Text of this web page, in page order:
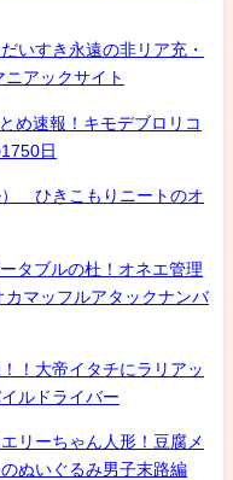
いすき永遠の非リア充・
アックサイト
め速報！キモデブロリコ
日
） ひきこもりニートのオ
タブルの杜！オネエ管理
カマッフルアタックナンバ
！大帝イタチにラリアッ
ルドライバー
リーちゃん人形！豆腐メ
ぬいぐるみ男子末路編